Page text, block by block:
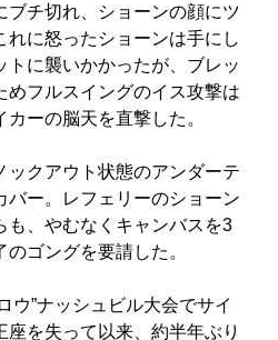
ブチ切れ、ショーンの顔にツ
れに怒ったショーンは手にし
トに襲いかかったが、ブレッ
めフルスイングのイス攻撃は
ーの脳天を直撃した。
クアウト状態のアンダーテ
バー。レフェリーのショーン
も、やむなくキャンバスを3
ゴングを要請した。
ウ”ナッシュビル大会でサイ
座を失って以来、約半年ぶり